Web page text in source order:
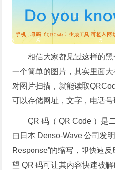
相信大家都见过这样的
一个简单的图片，其实里面
对图片扫描，就能读取
可以存储网址，文字，电话号
QR 码（ QR Code ）是
由日本 Denso-Wave 公司发
Response”的缩写，即快速
望 QR 码可让其内容快速被